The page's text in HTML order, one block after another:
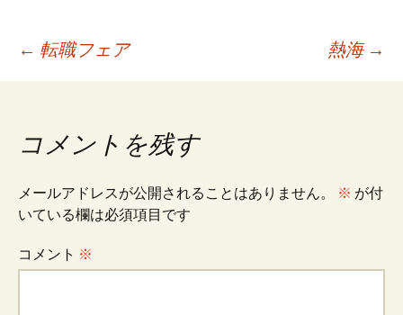
投
ナ
ビ
ゲ
← 転職フェア 熱海 →
コメントを残す
メールアドレスが公開されることはありません。 ※ が付
いている欄は必須項目です
コメント ※